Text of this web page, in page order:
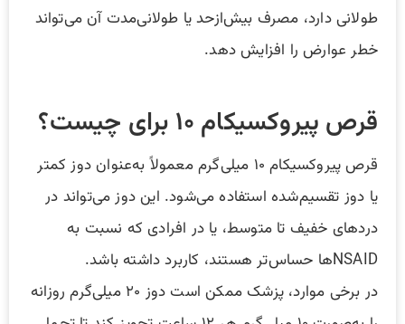
طولانی دارد، مصرف بیش‌ازحد یا طولانی‌مدت آن می‌تواند
خطر عوارض را افزایش دهد.
قرص پیروکسیکام ۱۰ برای چیست؟
قرص پیروکسیکام ۱۰ میلی‌گرم معمولاً به‌عنوان دوز کمتر
یا دوز تقسیم‌شده استفاده می‌شود. این دوز می‌تواند در
دردهای خفیف تا متوسط، یا در افرادی که نسبت به
NSAIDها حساس‌تر هستند، کاربرد داشته باشد.
در برخی موارد، پزشک ممکن است دوز ۲۰ میلی‌گرم روزانه